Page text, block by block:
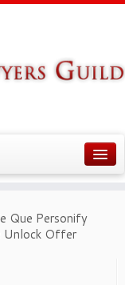
Que Personify
Unlock Offer